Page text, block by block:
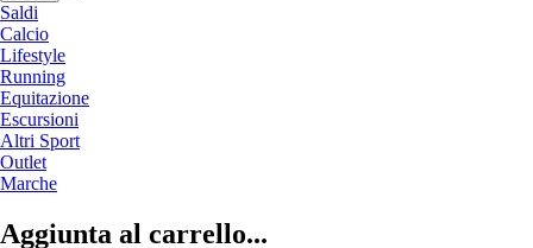
Saldi
Calcio
Lifestyle
Running
Equitazione
Escursioni
Altri Sport
Outlet
Marche
Aggiunta al carrello...